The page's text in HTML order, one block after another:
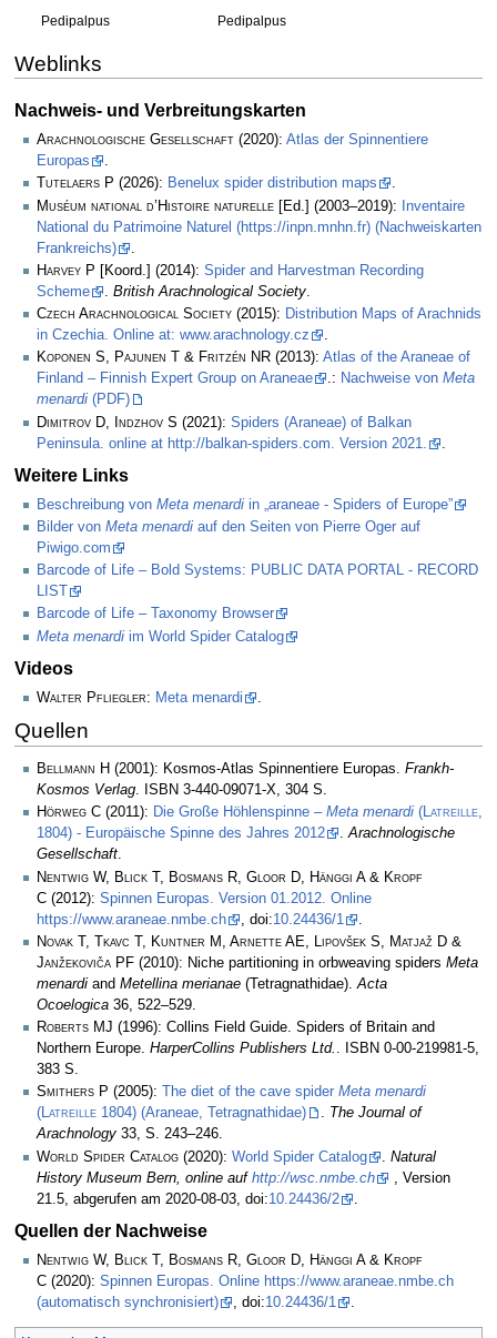
Pedipalpus Pedipalpus
Weblinks
Nachweis- und Verbreitungskarten
Arachnologische Gesellschaft (2020): Atlas der Spinnentiere
Europas
.
Tutelaers P (2026): Benelux spider distribution maps
.
Muséum national d’Histoire naturelle [Ed.] (2003–2019):
Inventaire
National du Patrimoine Naturel (https://inpn.mnhn.fr) (Nachweiskarten
Frankreichs)
Harvey P [Koord.] (2014): Spider and Harvestman Recording
Scheme
British Arachnological Society
Czech Arachnological Society (2015): Distribution Maps of Arachnids
in Czechia. Online at: www.arachnology.cz
.
Koponen S, Pajunen T & Fritzén NR (2013): Atlas of the Araneae of
Finland – Finnish Expert Group on Araneae
.: Nachweise von Meta
menardi (PDF)
Dimitrov D, Indzhov S (2021): Spiders (Araneae) of Balkan
Peninsula. online at http://balkan-spiders.com. Version 2021.
Weitere Links
Beschreibung von Meta menardi in „araneae - Spiders of Europe”
Bilder von Meta menardi auf den Seiten von Pierre Oger auf
Piwigo.com
Barcode of Life – Bold Systems: PUBLIC DATA PORTAL - RECORD
LIST
Barcode of Life – Taxonomy Browser
Meta menardi im World Spider Catalog
Videos
Walter Pfliegler: Meta menardi
Quellen
Bellmann H (2001): Kosmos-Atlas Spinnentiere Europas. Frankh-
Kosmos Verlag. ISBN 3-440-09071-X, 304 S.
Hörweg C (2011): Die Große Höhlenspinne – Meta menardi (Latreille,
1804) - Europäische Spinne des Jahres 2012
.Arachnologische
Gesellschaft.
Nentwig W, Blick T, Bosmans R, Gloor D, Hänggi A & Kropf
C (2012): Spinnen Europas. Version 01.2012. Online
https://www.araneae.nmbe.ch
, doi:10.24436/1
Novak T, Tkavc T, Kuntner M, Arnette AE, Lipovšek S, Matjaž D &
Janžekoviča PF (2010): Niche partitioning in orbweaving spiders Meta
menardi and Metellina merianae (Tetragnathidae).Acta
Ocoelogica 36, 522–529.
Roberts MJ (1996): Collins Field Guide. Spiders of Britain and
Northern Europe. HarperCollins Publishers Ltd. . ISBN 0-00-219981-5,
383 S.
Smithers P (2005): The diet of the cave spider Meta menardi
(Latreille 1804) (Araneae, Tetragnathidae) . The Journal of
Arachnology 33, S. 243–246.
World Spider Catalog (2020): World Spider Catalog
Natural
History Museum Bern, online auf http://wsc.nmbe.ch
, Version
21.5, abgerufen am 2020-08-03, doi:10.24436/2
Quellen der Nachweise
Nentwig W, Blick T, Bosmans R, Gloor D, Hänggi A & Kropf
C (2020): Spinnen Europas. Online https://www.araneae.nmbe.ch
(automatisch synchronisiert)
, doi:10.24436/1